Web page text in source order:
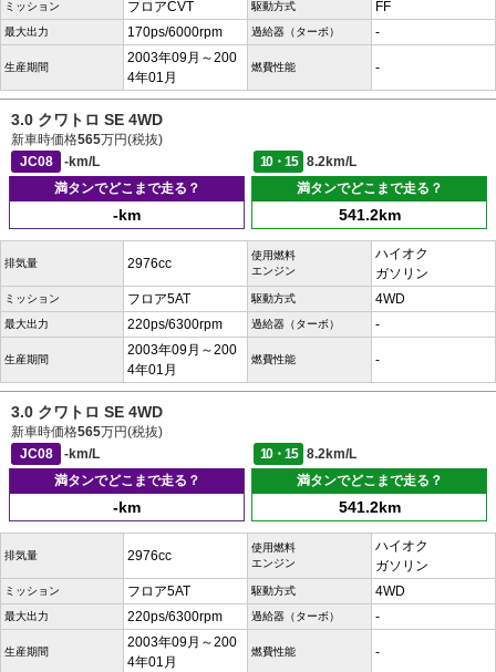
ミッション フロアCVT 駆動方式 FF
最大出力 170ps/6000rpm 過給器（ターボ） -
生産期間
2003年09月～200
4年01月
燃費性能 -
3.0 クワトロ SE 4WD
新車時価格565万円(税抜)
JC08
-km/L 10・15
8.2km/L
満タンでどこまで走る？
-km
満タンでどこまで走る？
541.2km
排気量 2976cc
使用燃料
エンジン
ハイオク
ガソリン
ミッション フロア5AT 駆動方式 4WD
最大出力 220ps/6300rpm 過給器（ターボ） -
生産期間
2003年09月～200
4年01月
燃費性能 -
3.0 クワトロ SE 4WD
新車時価格565万円(税抜)
JC08
-km/L 10・15
8.2km/L
満タンでどこまで走る？
-km
満タンでどこまで走る？
541.2km
排気量 2976cc
使用燃料
エンジン
ハイオク
ガソリン
ミッション フロア5AT 駆動方式 4WD
最大出力 220ps/6300rpm 過給器（ターボ） -
生産期間
2003年09月～200
4年01月
燃費性能 -